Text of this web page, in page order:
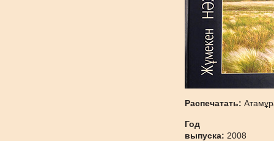
Распечатать:
Год
выпуска: 2008